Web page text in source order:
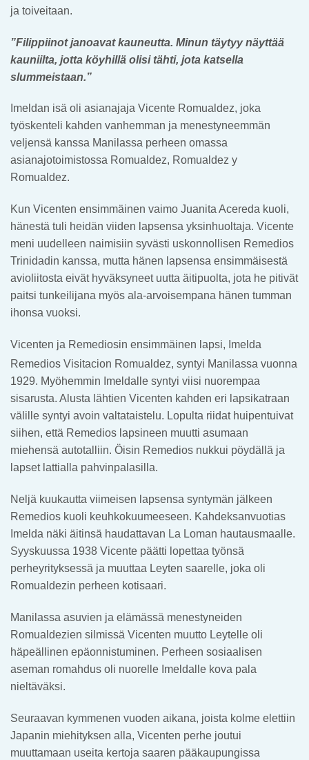
ja toiveitaan.
”Filippiinot janoavat kauneutta. Minun täytyy näyttää
kauniilta, jotta köyhillä olisi tähti, jota katsella
slummeistaan.”
Imeldan isä oli asianajaja Vicente Romualdez, joka
työskenteli kahden vanhemman ja menestyneemmän
veljensä kanssa Manilassa perheen omassa
asianajotoimistossa Romualdez, Romualdez y
Romualdez.
Kun Vicenten ensimmäinen vaimo Juanita Acereda kuoli,
hänestä tuli heidän viiden lapsensa yksinhuoltaja. Vicente
meni uudelleen naimisiin syvästi uskonnollisen Remedios
Trinidadin kanssa, mutta hänen lapsensa ensimmäisestä
avioliitosta eivät hyväksyneet uutta äitipuolta, jota he pitivät
paitsi tunkeilijana myös ala-arvoisempana hänen tumman
ihonsa vuoksi.
Vicenten ja Remediosin ensimmäinen lapsi, Imelda
Remedios Visitacion Romualdez, syntyi Manilassa vuonna
1929. Myöhemmin Imeldalle syntyi viisi nuorempaa
sisarusta. Alusta lähtien Vicenten kahden eri lapsikatraan
välille syntyi avoin valtataistelu. Lopulta riidat huipentuivat
siihen, että Remedios lapsineen muutti asumaan
miehensä autotalliin. Öisin Remedios nukkui pöydällä ja
lapset lattialla pahvinpalasilla.
Neljä kuukautta viimeisen lapsensa syntymän jälkeen
Remedios kuoli keuhkokuumeeseen. Kahdeksanvuotias
Imelda näki äitinsä haudattavan La Loman hautausmaalle.
Syyskuussa 1938 Vicente päätti lopettaa työnsä
perheyrityksessä ja muuttaa Leyten saarelle, joka oli
Romualdezin perheen kotisaari.
Manilassa asuvien ja elämässä menestyneiden
Romualdezien silmissä Vicenten muutto Leytelle oli
häpeällinen epäonnistuminen. Perheen sosiaalisen
aseman romahdus oli nuorelle Imeldalle kova pala
nieltäväksi.
Seuraavan kymmenen vuoden aikana, joista kolme elettiin
Japanin miehityksen alla, Vicenten perhe joutui
muuttamaan useita kertoja saaren pääkaupungissa